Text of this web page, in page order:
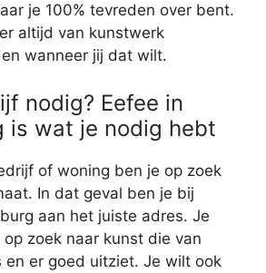
je 100% tevreden over bent.
altijd van kunstwerk
wanneer jij dat wilt.
nodig? Eefee in
is wat je nodig hebt
of woning ben je op zoek
In dat geval ben je bij
aan het juiste adres. Je
zoek naar kunst die van
en er goed uitziet. Je wilt ook